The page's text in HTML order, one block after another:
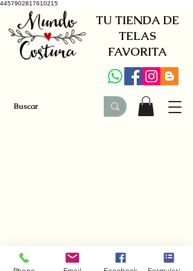
4457902817610215
TU TIENDA DE
TELAS
FAVORITA
+34 941579600 +34 650030142